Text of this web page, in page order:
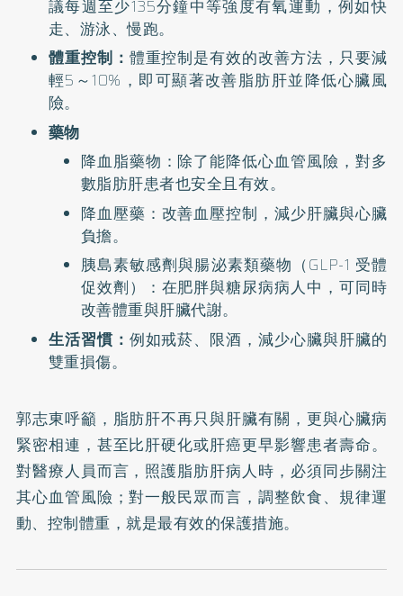
議每週至少135分鐘中等強度有氧運動，例如快
走、游泳、慢跑。
體重控制： 體重控制是有效的改善方法，只要減
輕5～10%，即可顯著改善脂肪肝並降低心臟風
險。
藥物
降血脂藥物：除了能降低心血管風險，對多
數脂肪肝患者也安全且有效。
降血壓藥：改善血壓控制，減少肝臟與心臟
負擔。
胰島素敏感劑與腸泌素類藥物（GLP-1 受體
促效劑）：在肥胖與糖尿病病人中，可同時
改善體重與肝臟代謝。
生活習慣： 例如戒菸、限酒，減少心臟與肝臟的
雙重損傷。
郭志東呼籲，脂肪肝不再只與肝臟有關，更與心臟病
緊密相連，甚至比肝硬化或肝癌更早影響患者壽命。
對醫療人員而言，照護脂肪肝病人時，必須同步關注
其心血管風險；對一般民眾而言，調整飲食、規律運
動、控制體重，就是最有效的保護措施。